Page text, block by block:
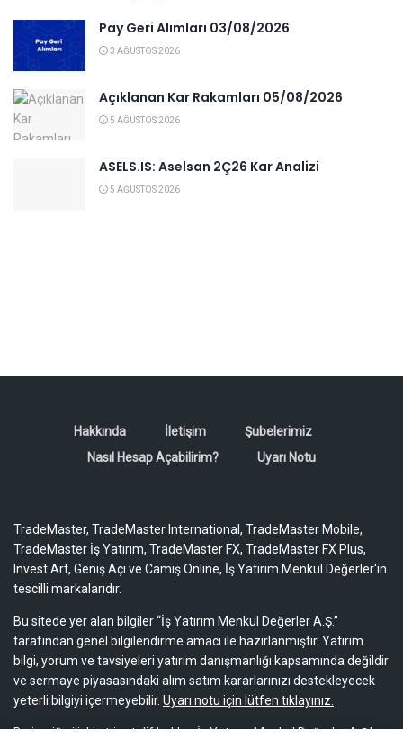
Pay Geri Alımları 03/08/2026
3 AĞUSTOS 2026
Açıklanan Kar Rakamları 05/08/2026
5 AĞUSTOS 2026
ASELS.IS: Aselsan 2Ç26 Kar Analizi
5 AĞUSTOS 2026
Hakkında İletişim
Şubelerimiz
Nasıl Hesap Açabilirim?
Uyarı Notu
TradeMaster, TradeMaster International, TradeMaster Mobile,
TradeMaster İş Yatırım, TradeMaster FX, TradeMaster FX Plus,
Invest Art, Geniş Açı ve Camiş Online, İş Yatırım Menkul Değerler'in
tescilli markalarıdır.
Bu sitede yer alan bilgiler “İş Yatırım Menkul Değerler A.Ş.”
tarafından genel bilgilendirme amacı ile hazırlanmıştır. Yatırım
bilgi, yorum ve tavsiyeleri yatırım danışmanlığı kapsamında değildir
ve sermaye piyasasındaki alım satım kararlarınızı destekleyecek
yeterli bilgiyi içermeyebilir. Uyarı notu için lütfen tıklayınız.
Bu içeriğe ilişkin tüm telif hakları İş Yatırım Menkul Değerler A.Ş.’ye